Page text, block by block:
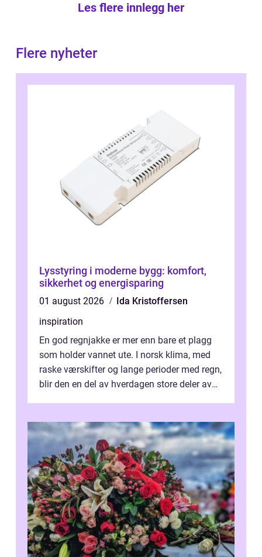
Les flere innlegg her
Flere nyheter
Lysstyring i moderne bygg: komfort,
sikkerhet og energisparing
01 august 2026
Ida Kristoffersen
inspiration
En god regnjakke er mer enn bare et plagg
som holder vannet ute. I norsk klima, med
raske værskifter og lange perioder med regn,
blir den en del av hverdagen store deler av